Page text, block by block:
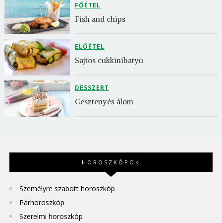
FŐÉTEL
Fish and chips
ELŐÉTEL
Sajtos cukkinibatyu
DESSZERT
Gesztenyés álom
HOROSZKÓPOK
Személyre szabott horoszkóp
Párhoroszkóp
Szerelmi horoszkóp